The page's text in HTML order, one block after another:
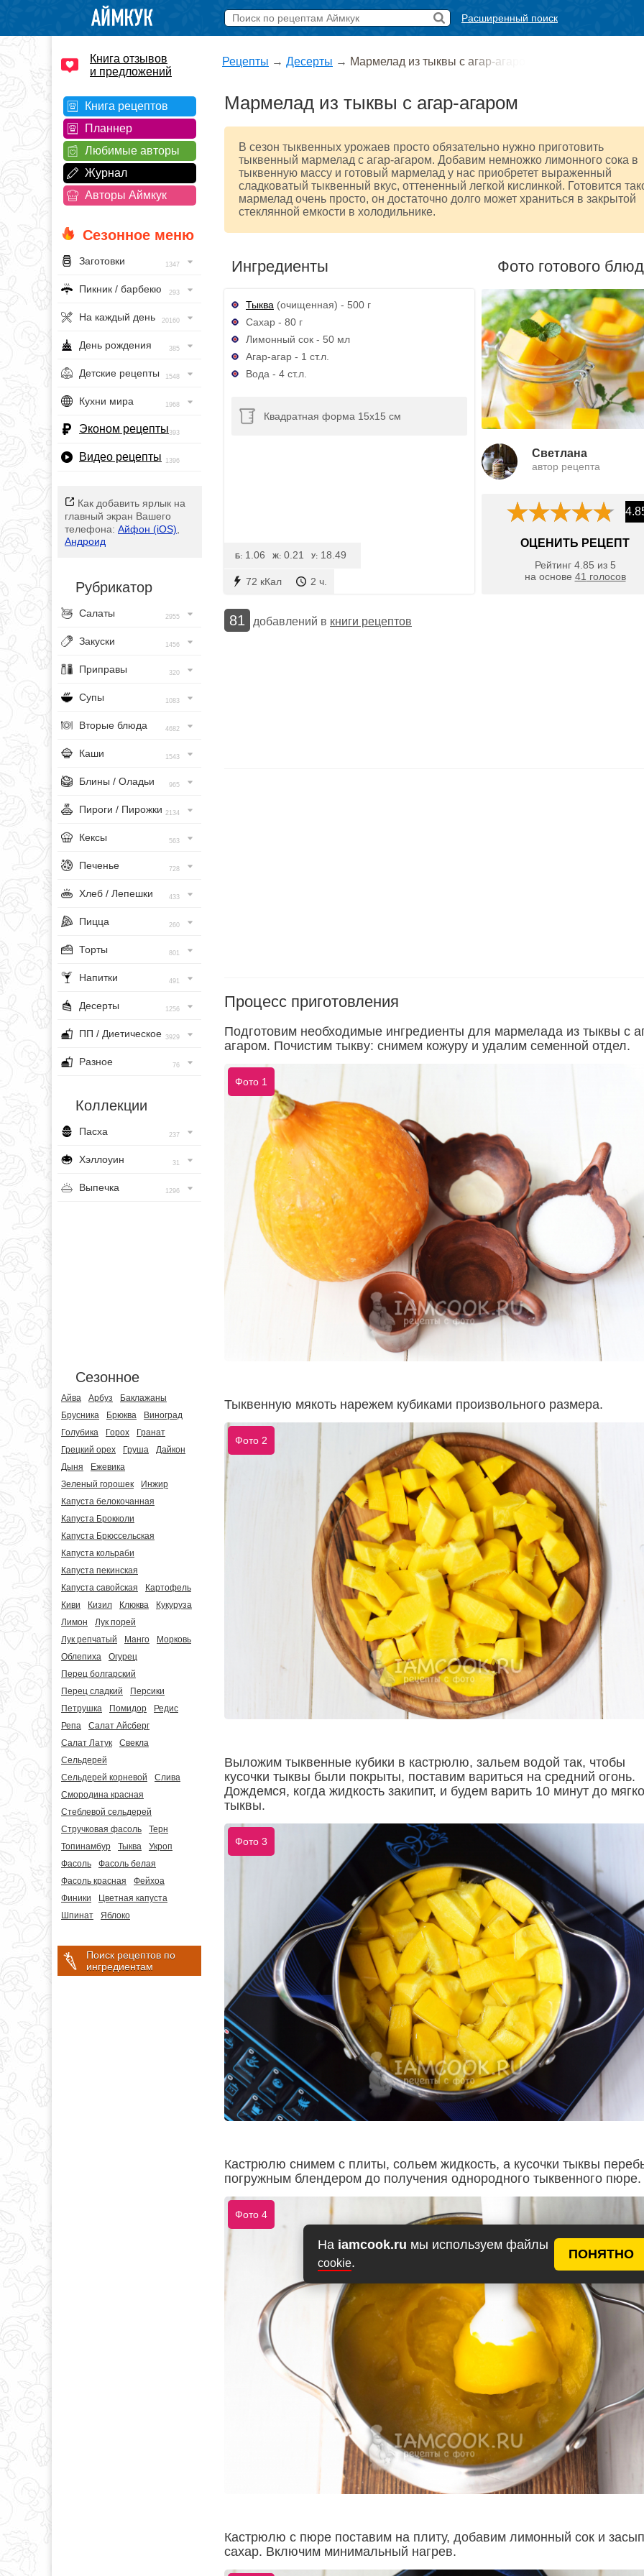
На iamcook.ru мы используем файлы
cookie.
ПОНЯТНО
Расширенный поиск
Книга отзывов
и предложений
Книга рецептов
Планнер
Любимые авторы
Журнал
Авторы Аймкук
Сезонное меню
Заготовки 1347
Пикник / барбекю 293
На каждый день 20160
День рождения 385
Детские рецепты 1548
Кухни мира 1968
Эконом рецепты393
Видео рецепты 1396
Как добавить ярлык на
главный экран Вашего
телефона: Айфон (iOS)
Андроид
Рубрикатор
Салаты 2955
Закуски 1456
Приправы 320
Супы 1083
Вторые блюда 4682
Каши 1543
Блины / Оладьи 965
Пироги / Пирожки 2134
Кексы 563
Печенье 728
Хлеб / Лепешки 433
Пицца 260
Торты 801
Напитки 491
Десерты 1256
ПП / Диетическое 3929
Разное 76
Коллекции
Пасха 237
Хэллоуин 31
Выпечка 1296
Сезонное
Айва Арбуз
Баклажаны
Брусника
Брюква
Виноград
Голубика
Горох
Гранат
Грецкий орех
Груша
Дайкон
Дыня
Ежевика
Зеленый горошек
Инжир
Капуста белокочанная
Капуста Брокколи
Капуста Брюссельская
Капуста кольраби
Капуста пекинская
Капуста савойская
Картофель
Киви
Кизил Клюква
Кукуруза
Лимон
Лук порей
Лук репчатый
Манго
Морковь
Облепиха
Огурец
Перец болгарский
Перец сладкий
Персики
Петрушка
Помидор
Редис
Репа
Салат Айсберг
Салат Латук
Свекла
Сельдерей
Сельдерей корневой
Слива
Смородина красная
Стеблевой сельдерей
Стручковая фасоль
Терн
Топинамбур
Тыква
Укроп
Фасоль
Фасоль белая
Фасоль красная
Фейхоа
Финики
Цветная капуста
Шпинат
Яблоко
Поиск рецептов по
ингредиентам
Рецепты → Десерты → Мармелад из тыквы с агар-агаро
Мармелад из тыквы с агар-агаром
В сезон тыквенных урожаев просто обязательно нужно приготовить
тыквенный мармелад с агар-агаром. Добавим немножко лимонного сока в
тыквенную массу и готовый мармелад у нас приобретет выраженный
сладковатый тыквенный вкус, оттененный легкой кислинкой. Готовится
мармелад очень просто, он достаточно долго может храниться в закрытой
стеклянной емкости в холодильнике.
Ингредиенты
Тыква (очищенная) - 500 г
Сахар - 80 г
Лимонный сок - 50 мл
Агар-агар - 1 ст.л.
Вода - 4 ст.л.
Квадратная форма 15х15 см
72 кКал 2 ч.
Б: 1.06 Ж: 0.21 У: 18.49
Фото готового
Светлана
автор рецепта
ОЦЕНИТЬ РЕЦЕПТ
Рейтинг 4.85 из 5
на основе 41 голосов
81 добавлений в книги рецептов
Процесс приготовления
Подготовим необходимые ингредиенты для мармелада из тыквы с
агаром. Почистим тыкву: снимем кожуру и удалим семенной отдел.
Фото 1
Тыквенную мякоть нарежем кубиками произвольного размера.
Фото 2
Выложим тыквенные кубики в кастрюлю, зальем водой так, чтобы
кусочки тыквы были покрыты, поставим вариться на средний огонь.
Дождемся, когда жидкость закипит, и будем варить 10 минут до
тыквы.
Фото 3
Кастрюлю снимем с плиты, сольем жидкость, а кусочки тыквы
погружным блендером до получения однородного тыквенного пюре.
Фото 4
Кастрюлю с пюре поставим на плиту, добавим лимонный сок и
сахар. Включим минимальный нагрев.